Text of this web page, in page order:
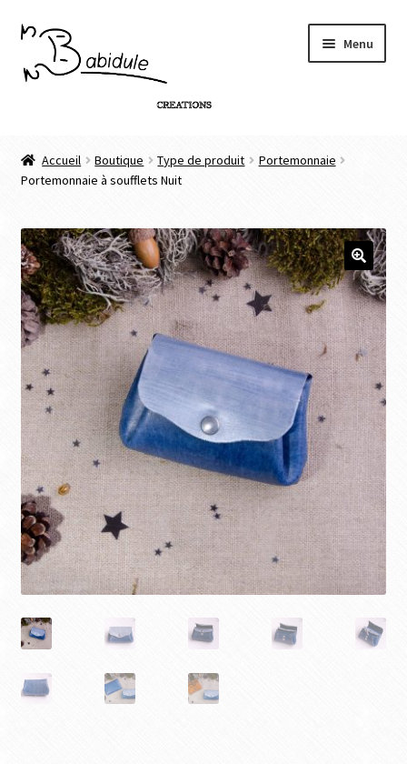
Menu
Boutique
Personnalisation de produit
Infos
Contact
Connexion
Accueil Boutique Type de produit
Portemonnaie
Portemonnaie à soufflets Nuit
🔍